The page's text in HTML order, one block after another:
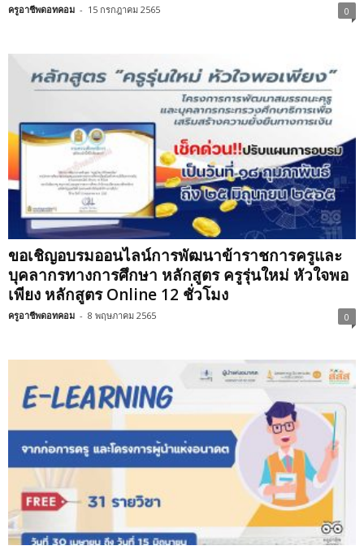
ครูอาชีพดอทคอม - 15 กรกฎาคม 2565 0
ขอเชิญอบรมออนไลน์การพัฒนาข้าราชการครูและ
บุคลากรทางการศึกษา หลักสูตร ครูรุ่นใหม่ หัวใจพอ
เพียง หลักสูตร Online 12 ชั่วโมง
ครูอาชีพดอทคอม - 8 พฤษภาคม 2565 0